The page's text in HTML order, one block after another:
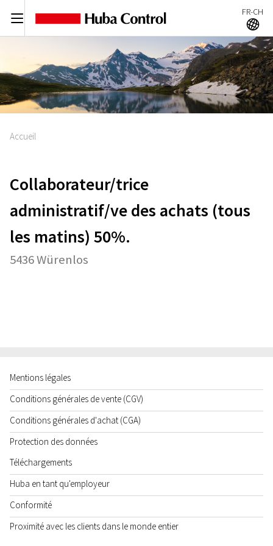
C FR-CH
A
Accueil
Collaborateur/trice
administratif/ve des achats (tous
les matins) 50%.
5436 Würenlos
Mentions légales
Conditions générales de vente (CGV)
Conditions générales d'achat (CGA)
Protection des données
Téléchargements
Huba en tant qu'employeur
Conformité
Proximité avec les clients dans le monde entier